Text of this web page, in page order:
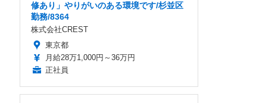
修あり」やりがいのある環境です/杉並区
勤務/8364
株式会社CREST
東京都
月給28万1,000円～36万円
正社員